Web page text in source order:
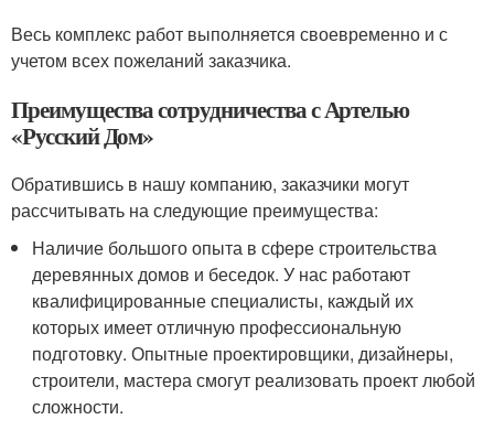
Весь комплекс работ выполняется своевременно и с
учетом всех пожеланий заказчика.
Преимущества сотрудничества с Артелью
«Русский Дом»
Обратившись в нашу компанию, заказчики могут
рассчитывать на следующие преимущества:
Наличие большого опыта в сфере строительства
деревянных домов и беседок. У нас работают
квалифицированные специалисты, каждый их
которых имеет отличную профессиональную
подготовку. Опытные проектировщики, дизайнеры,
строители, мастера смогут реализовать проект любой
сложности.